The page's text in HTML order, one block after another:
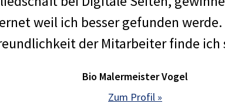
weil ich besser gefunden
der Mitarbeiter finde ich
Bio Malermeister Vogel
Zum Profil »